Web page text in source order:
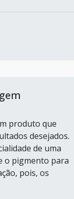
produto que
desejados.
de uma
o pigmento para
pois, os